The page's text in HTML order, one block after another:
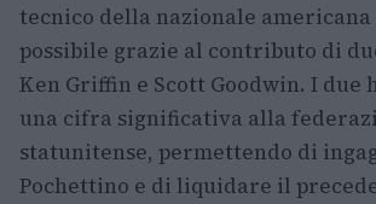
tecnico della nazionale americana
possibile grazie al contributo di
Ken Griffin e Scott Goodwin. I due
una cifra significativa alla
statunitense, permettendo di
Pochettino e di liquidare il